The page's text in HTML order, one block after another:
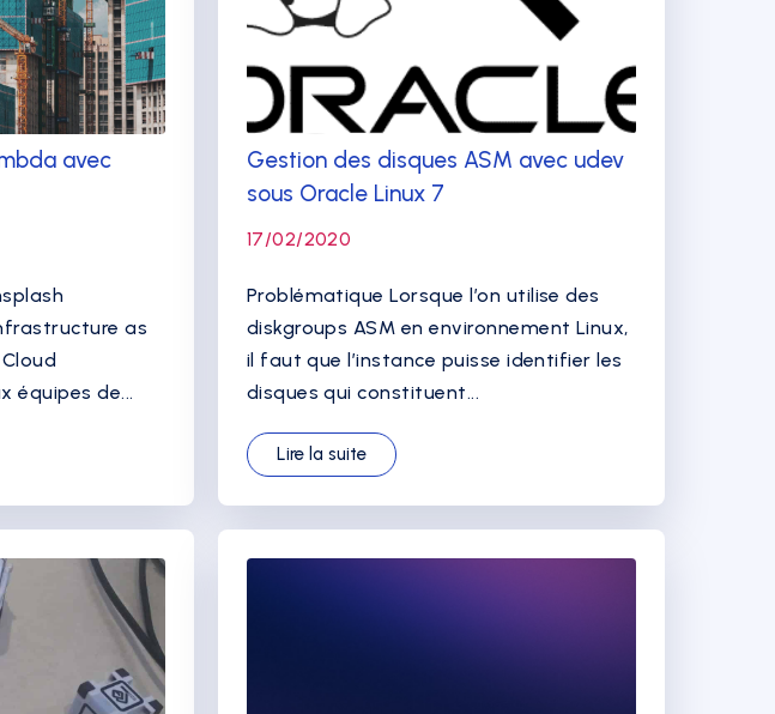
avec
as
équipes de...
Gestion des disques ASM avec udev
sous Oracle Linux 7
17/02/2020
Problématique Lorsque l’on utilise des
diskgroups ASM en environnement Linux,
il faut que l’instance puisse identifier les
disques qui constituent...
Lire la suite